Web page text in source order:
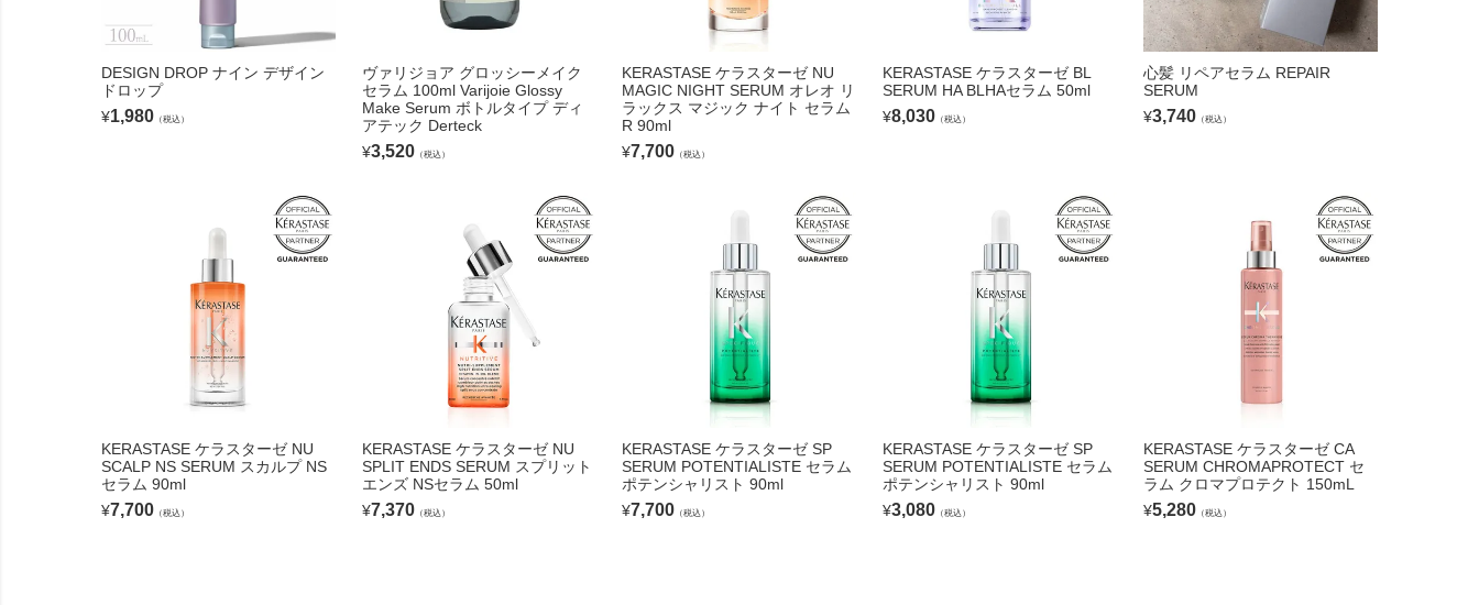
DESIGN DROP ナイン デザイン
ドロップ
¥1,980（税込）
ヴァリジョア グロッシーメイク
セラム 100ml Varijoie Glossy
Make Serum ボトルタイプ ディ
アテック Derteck
¥3,520（税込）
KERASTASE ケラスターゼ NU
MAGIC NIGHT SERUM オレオ リ
ラックス マジック ナイト セラム
R 90ml
¥7,700 （税込）
KERASTASE ケラスターゼ BL
SERUM HA BLHAセラム 50ml
¥8,030 （税込）
心髪 リペアセラム REPAIR
SERUM
¥3,740（税込）
KERASTASE ケラスターゼ NU
SCALP NS SERUM スカルプ NS
セラム 90ml
¥7,700（税込）
KERASTASE ケラスターゼ NU
SPLIT ENDS SERUM スプリット
エンズ NSセラム 50ml
¥7,370（税込）
KERASTASE ケラスターゼ SP
SERUM POTENTIALISTE セラム
ポテンシャリスト 90ml
¥7,700 （税込）
KERASTASE ケラスターゼ SP
SERUM POTENTIALISTE セラム
ポテンシャリスト 90ml
¥3,080 （税込）
KERASTASE ケラスターゼ CA
SERUM CHROMAPROTECT セ
ラム クロマプロテクト 150mL
¥5,280（税込）